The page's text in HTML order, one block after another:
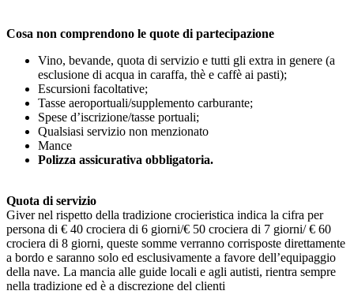
Cosa non comprendono le quote di partecipazione
Vino, bevande, quota di servizio e tutti gli extra in genere (a
esclusione di acqua in caraffa, thè e caffè ai pasti);
Escursioni facoltative;
Tasse aeroportuali/supplemento carburante;
Spese d’iscrizione/tasse portuali;
Qualsiasi servizio non menzionato
Mance
Polizza assicurativa obbligatoria.
Quota di servizio
Giver nel rispetto della tradizione crocieristica indica la cifra per
persona di € 40 crociera di 6 giorni/€ 50 crociera di 7 giorni/ € 60
crociera di 8 giorni, queste somme verranno corrisposte direttamente
a bordo e saranno solo ed esclusivamente a favore dell’equipaggio
della nave. La mancia alle guide locali e agli autisti, rientra sempre
nella tradizione ed è a discrezione del clienti